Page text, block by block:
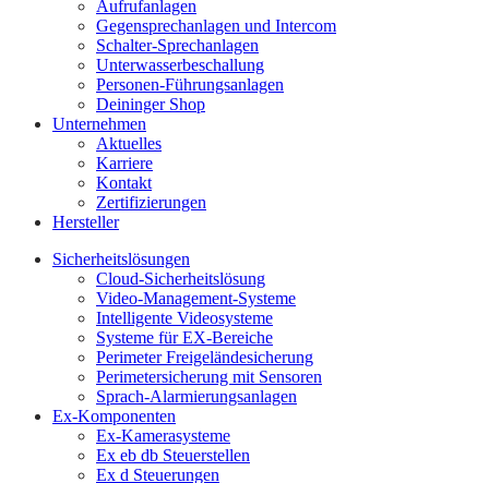
Aufrufanlagen
Gegensprechanlagen und Intercom
Schalter-Sprechanlagen
Unterwasserbeschallung
Personen-Führungsanlagen
Deininger Shop
Unternehmen
Aktuelles
Karriere
Kontakt
Zertifizierungen
Hersteller
Sicherheitslösungen
Cloud-Sicherheitslösung
Video-Management-Systeme
Intelligente Videosysteme
Systeme für EX-Bereiche
Perimeter Freigeländesicherung
Perimetersicherung mit Sensoren
Sprach-Alarmierungsanlagen
Ex-Komponenten
Ex-Kamerasysteme
Ex eb db Steuerstellen
Ex d Steuerungen